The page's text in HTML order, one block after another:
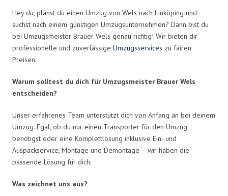
Hey du, planst du einen Umzug von Wels nach Linköping und
suchst nach einem günstigen Umzugsunternehmen? Dann bist du
bei Umzugsmeister Brauer Wels genau richtig! Wir bieten dir
professionelle und zuverlässige Umzugsservices zu fairen
Preisen.
Warum solltest du dich für Umzugsmeister Brauer Wels
entscheiden?
Unser erfahrenes Team unterstützt dich von Anfang an bei deinem
Umzug. Egal, ob du nur einen Transporter für den Umzug
benötigst oder eine Komplettlösung inklusive Ein- und
Auspackservice, Montage und Demontage – wir haben die
passende Lösung für dich.
Was zeichnet uns aus?